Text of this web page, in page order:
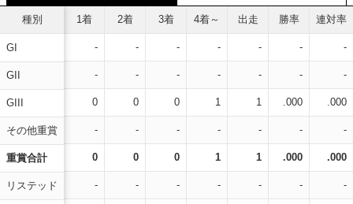
種別
GI
GII
GIII
その他重賞
重賞合計
リステッド
1着 2着 3着 4着～ 出走 勝率 連対率
- - - - - - -
- - - - - - -
0 0 0 1 1 .000 .000
- - - - - - -
0 0 0 1 1 .000 .000
- - - - - - -